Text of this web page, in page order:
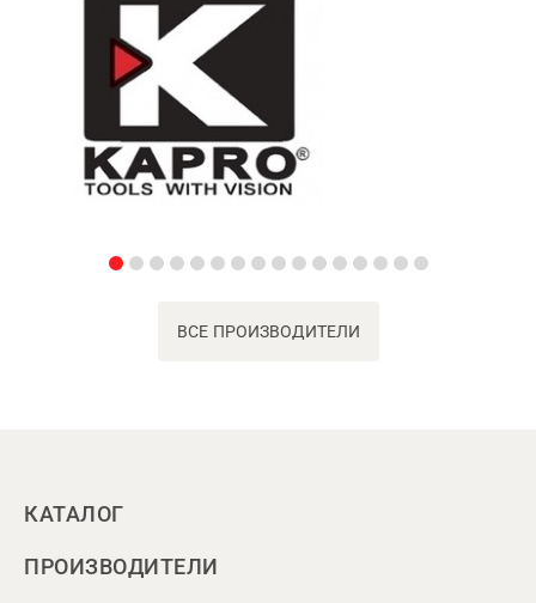
ВСЕ ПРОИЗВОДИТЕЛИ
КАТАЛОГ
ПРОИЗВОДИТЕЛИ